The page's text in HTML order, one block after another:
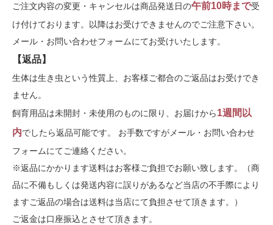
ご注文内容の変更・キャンセルは商品発送日の午前10時まで受
け付けております。以降はお受けできませんのでご注意下さい。
メール・お問い合わせフォームにてお受けいたします。
【返品】
生体は生き虫という性質上、お客様ご都合のご返品はお受けでき
ません。
飼育用品は未開封・未使用のものに限り、お届けから1週間以
内でしたら返品可能です。 お手数ですがメール・お問い合わせ
フォームにてご連絡ください。
※返品にかかります送料はお客様ご負担でお願い致します。（商
品に不備もしくは発送内容に誤りがあるなど当店の不手際により
ますご返品の場合は送料は当店にて負担させて頂きます。）
ご返金は口座振込とさせて頂きます。